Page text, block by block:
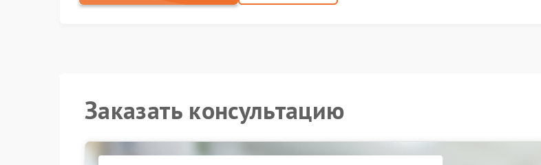
Заказать консультацию